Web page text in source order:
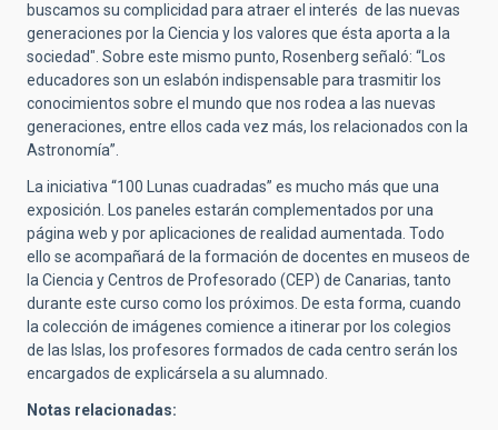
buscamos su complicidad para atraer el interés de las nuevas
generaciones por la Ciencia y los valores que ésta aporta a la
sociedad". Sobre este mismo punto, Rosenberg señaló: “Los
educadores son un eslabón indispensable para trasmitir los
conocimientos sobre el mundo que nos rodea a las nuevas
generaciones, entre ellos cada vez más, los relacionados con la
Astronomía”.
La iniciativa “100 Lunas cuadradas” es mucho más que una
exposición. Los paneles estarán complementados por una
página web y por aplicaciones de realidad aumentada. Todo
ello se acompañará de la formación de docentes en museos de
la Ciencia y Centros de Profesorado (CEP) de Canarias, tanto
durante este curso como los próximos. De esta forma, cuando
la colección de imágenes comience a itinerar por los colegios
de las Islas, los profesores formados de cada centro serán los
encargados de explicársela a su alumnado.
Notas relacionadas: